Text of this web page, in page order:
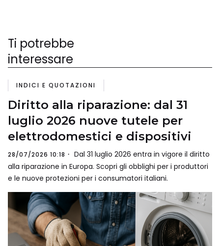
Ti potrebbe
interessare
INDICI E QUOTAZIONI
Diritto alla riparazione: dal 31
luglio 2026 nuove tutele per
elettrodomestici e dispositivi
28/07/2026 10:18
Dal 31 luglio 2026 entra in vigore il diritto
alla riparazione in Europa. Scopri gli obblighi per i produttori
e le nuove protezioni per i consumatori italiani.